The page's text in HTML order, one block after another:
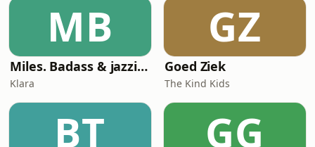
MB
Miles. Badass & jazzicoon
Klara
GZ
Goed Ziek
The Kind Kids
BT GG